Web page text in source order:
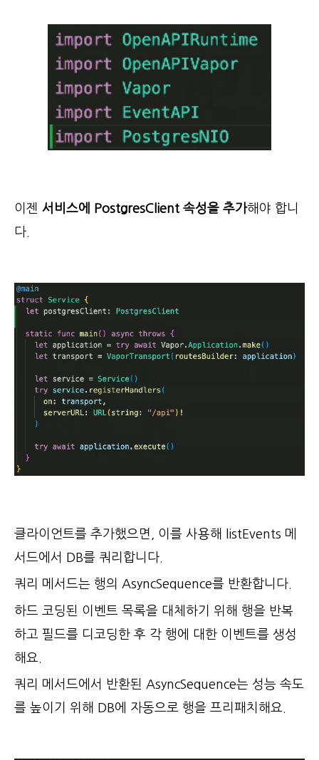
이젠 서비스에 PostgresClient 속성을 추가해야 합니
다.
클라이언트를 추가했으면, 이를 사용해 listEvents 메
서드에서 DB를 쿼리합니다.
쿼리 메서드는 행의 AsyncSequence를 반환합니다.
하드 코딩된 이벤트 목록을 대체하기 위해 행을 반복
하고 필드를 디코딩한 후 각 행에 대한 이벤트를 생성
해요.
쿼리 메서드에서 반환된 AsyncSequence는 성능 속도
를 높이기 위해 DB에 자동으로 행을 프리패치해요.